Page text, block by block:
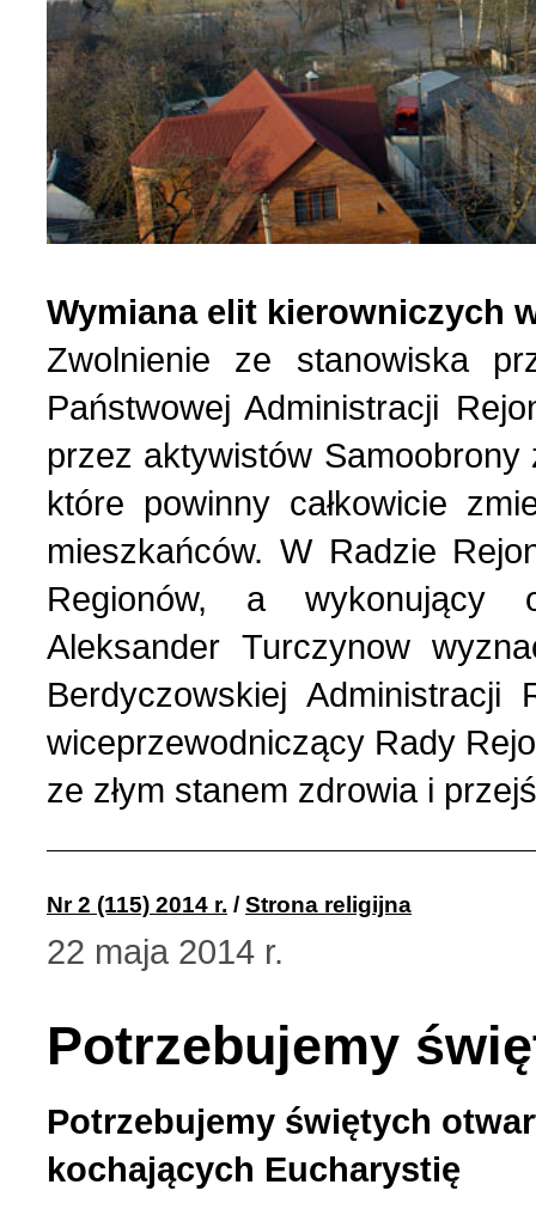
Wymiana elit kierowniczych
Zwolnienie ze stanowiska
Państwowej Administracji
przez aktywistów Samoobrony
które powinny całkowicie
mieszkańców. W Radzie
Regionów, a wykonujący
Aleksander Turczynow
Berdyczowskiej Administracji
wiceprzewodniczący Rady
ze złym stanem zdrowia i
Nr 2 (115) 2014 r. / Strona religijna
22 maja 2014 r.
Potrzebujemy
Potrzebujemy świętych
kochających Eucharystię